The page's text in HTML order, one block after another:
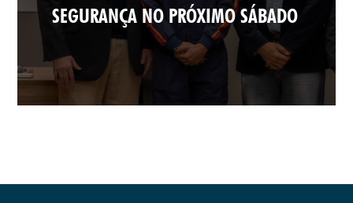
SEGURANÇA NO PRÓXIMO SÁBADO